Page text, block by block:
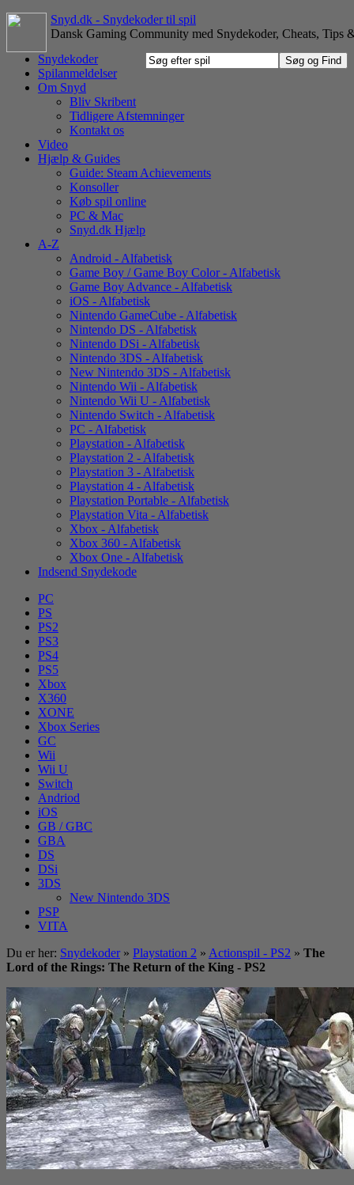
Snyd.dk - Snydekoder til spil
Dansk Gaming Community med Snydekoder, Cheats, Tips
Snydekoder
Spilanmeldelser
Om Snyd
Bliv Skribent
Tidligere Afstemninger
Kontakt os
Video
Hjælp & Guides
Guide: Steam Achievements
Konsoller
Køb spil online
PC & Mac
Snyd.dk Hjælp
A-Z
Android - Alfabetisk
Game Boy / Game Boy Color - Alfabetisk
Game Boy Advance - Alfabetisk
iOS - Alfabetisk
Nintendo GameCube - Alfabetisk
Nintendo DS - Alfabetisk
Nintendo DSi - Alfabetisk
Nintendo 3DS - Alfabetisk
New Nintendo 3DS - Alfabetisk
Nintendo Wii - Alfabetisk
Nintendo Wii U - Alfabetisk
Nintendo Switch - Alfabetisk
PC - Alfabetisk
Playstation - Alfabetisk
Playstation 2 - Alfabetisk
Playstation 3 - Alfabetisk
Playstation 4 - Alfabetisk
Playstation Portable - Alfabetisk
Playstation Vita - Alfabetisk
Xbox - Alfabetisk
Xbox 360 - Alfabetisk
Xbox One - Alfabetisk
Indsend Snydekode
PC
PS
PS2
PS3
PS4
PS5
Xbox
X360
XONE
Xbox Series
GC
Wii
Wii U
Switch
Andriod
iOS
GB / GBC
GBA
DS
DSi
3DS
New Nintendo 3DS
PSP
VITA
Du er her: Snydekoder » Playstation 2 » Actionspil - PS2 » The
Lord of the Rings: The Return of the King - PS2